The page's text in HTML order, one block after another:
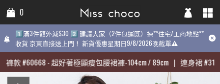
0
1️⃣滿3件額外減$30 2️⃣ 建議大家（2件包運既）揀**住宅/工商地點**
收貨 京東直接送上門！ 新貨優惠星期日9/8/2026晚截單⚠️
褲款#60668-超好著極顯瘦包腰裙褲-104cm / 89cm 連身裙#
0
1️⃣滿3件額外減$30 2️⃣ 建議大家（2件包運既）揀**住宅/工商地點**
收貨 京東直接送上門！ 新貨優惠星期日9/8/2026晚截單⚠️
褲款#60668-超好著極顯瘦包腰裙褲-104cm / 89cm 連身裙#
1️⃣滿3件額外減$30 2️⃣ 建議大家（2件包運既）揀**住宅/工商地點**
9/8/2026晚截單⚠️
熱賣: 褲款#60668-超好著極顯瘦包腰裙褲-104cm / 89cm | 連身